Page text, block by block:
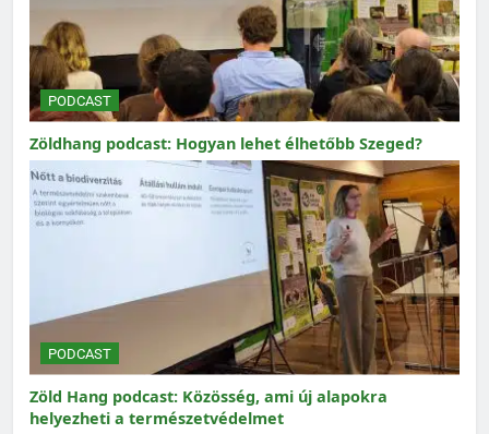
PODCAST
Zöldhang podcast: Hogyan lehet élhetőbb Szeged?
PODCAST
Zöld Hang podcast: Közösség, ami új alapokra
helyezheti a természetvédelmet